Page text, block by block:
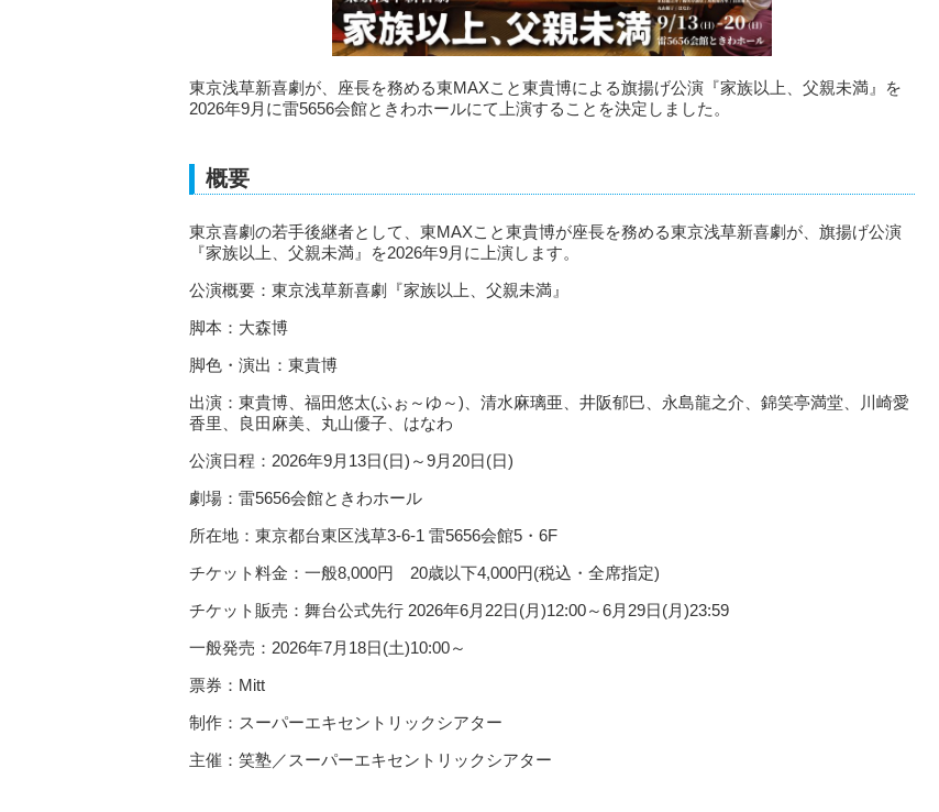
東京浅草新喜劇が、座長を務める東MAXこと東貴博による旗揚げ公演『家族以上、父親未満』を
2026年9月に雷5656会館ときわホールにて上演することを決定しました。
概要
東京喜劇の若手後継者として、東MAXこと東貴博が座長を務める東京浅草新喜劇が、旗揚げ公演
『家族以上、父親未満』を2026年9月に上演します。
公演概要：東京浅草新喜劇『家族以上、父親未満』
脚本：大森博
脚色・演出：東貴博
出演：東貴博、福田悠太(ふぉ～ゆ～)、清水麻璃亜、井阪郁巳、永島龍之介、錦笑亭満堂、川崎愛
香里、良田麻美、丸山優子、はなわ
公演日程：2026年9月13日(日)～9月20日(日)
劇場：雷5656会館ときわホール
所在地：東京都台東区浅草3-6-1 雷5656会館5・6F
チケット料金：一般8,000円 20歳以下4,000円(税込・全席指定)
チケット販売：舞台公式先行 2026年6月22日(月)12:00～6月29日(月)23:59
一般発売：2026年7月18日(土)10:00～
票券：Mitt
制作：スーパーエキセントリックシアター
主催：笑塾／スーパーエキセントリックシアター